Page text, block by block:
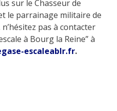
sur le Chasseur de
le parrainage militaire de
pas à contacter
à Bourg la Reine” à
escaleablr.fr.